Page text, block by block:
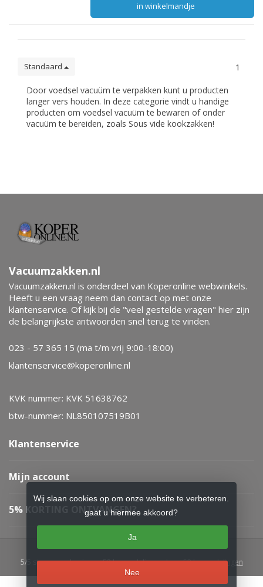
in winkelmandje
Standaard 1
Door voedsel vacuüm te verpakken kunt u producten
langer vers houden. In deze categorie vindt u handige
producten om voedsel vacuüm te bewaren of onder
vacuüm te bereiden, zoals Sous vide kookzakken!
Vacuumzakken.nl
Vacuumzakken.nl is onderdeel van Koperonline webwinkels.
Heeft u een vraag neem dan contact op met onze
klantenservice. Of kijk bij de "veel gestelde vragen" hier zijn
de belangrijkste antwoorden snel terug te vinden.
023 - 57 365 15 (ma t/m vrij 9:00-18:00)
klantenservice@koperonline.nl
KVK nummer: KVK 51638762
btw-nummer: NL850107519B01
Klantenservice
Mijn account
5% KORTING ONTVANGEN?
5/ sterren op basis van52beoordelingen.Lees 52 beoordelingen
Wij slaan cookies op om onze website te verbeteren.
gaat u hiermee akkoord?
Ja
Nee